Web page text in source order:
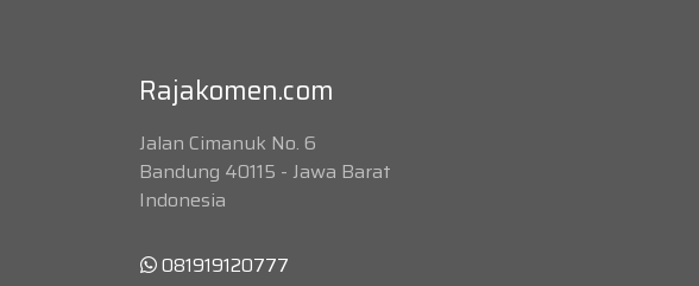
Rajakomen.com
Jalan Cimanuk No. 6
Bandung 40115 - Jawa Barat
Indonesia
081919120777